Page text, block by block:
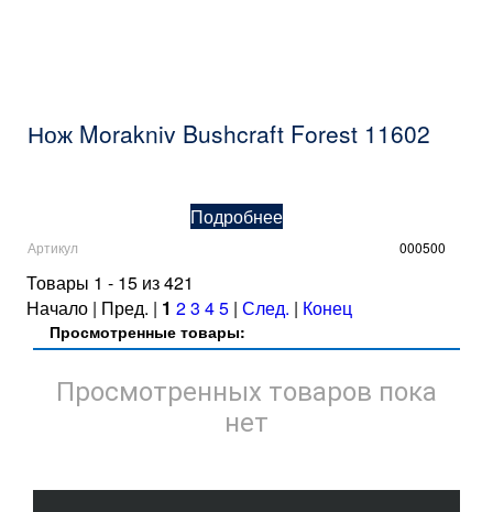
Нож Morakniv Bushcraft Forest 11602
Подробнее
Артикул 000500
Товары 1 - 15 из 421
Начало | Пред. | 1 23 45 | След. | Конец
Просмотренные товары:
Просмотренных товаров пока
нет